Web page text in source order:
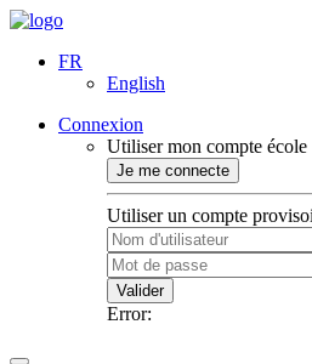
FR
English
Connexion
Utiliser mon compte école
Je me connecte
Utiliser un compte
Valider
Error: